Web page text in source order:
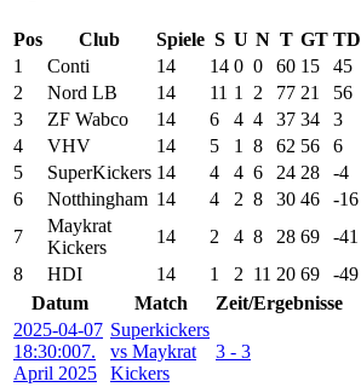
Pos Club Spiele S U N T GT TD
1
Conti 14 14 0 0 60 15 45
2
Nord LB 14 11 1 2 77 21 56
3
ZF Wabco 14 6 4 4 37 34 3
4
VHV 14 5 1 8 62 56 6
5
SuperKickers 14 4 4 6 24 28 -4
6
Notthingham 14 4 2 8 30 46 -16
7
Maykrat
Kickers
14 2 4 8 28 69 -41
8
HDI 14 1 2 11 20 69 -49
Datum
Match
Zeit/Ergebnisse
2025-04-07
18:30:007.
April 2025
Superkickers
vs Maykrat
Kickers
3 - 3